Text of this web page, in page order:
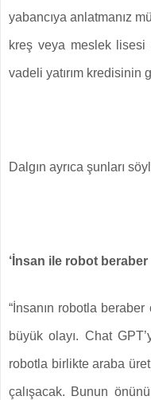
yabancıya anlatmanız
kreş veya meslek lisesi
vadeli yatırım kredisinin
Dalgın ayrıca şunları
‘İnsan ile robot beraber
“İnsanın robotla
büyük olayı. Chat
robotla birlikte araba
çalışacak. Bunun